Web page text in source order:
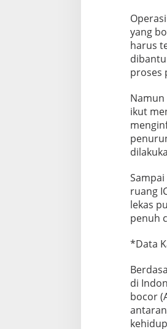
yang
harus
proses
Namun
ikut
ruang
lekas
penuh
*Data
di
bocor